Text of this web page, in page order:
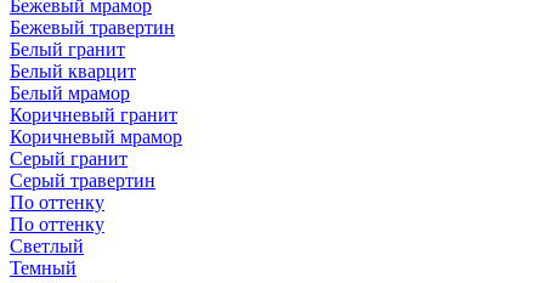
Бежевый мрамор
Бежевый травертин
Белый гранит
Белый кварцит
Белый мрамор
Коричневый гранит
Коричневый мрамор
Серый гранит
Серый травертин
По оттенку
По оттенку
Светлый
Темный